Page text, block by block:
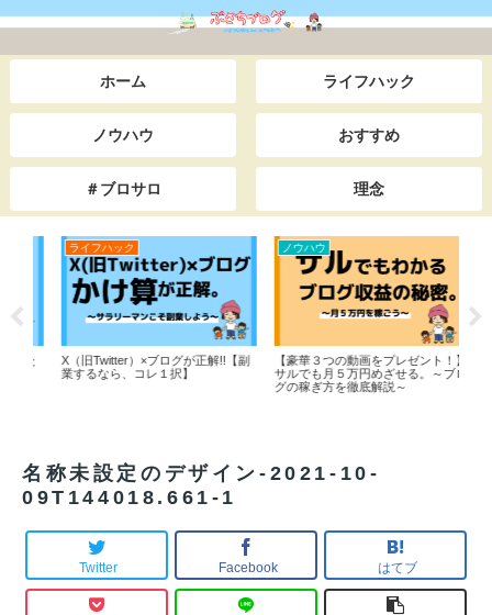
ホーム ライフハック
ノウハウ おすすめ
＃ブロサロ 理念
ライフハック
X（旧Twitter）×ブログが正解!!【副
業するなら、コレ１択】
ノウハウ
【豪華３つの動画をプレゼント！】
サルでも月５万円めざせる。～ブロ
グの稼ぎ方を徹底解説～
名称未設定のデザイン-2021-10-
09T144018.661-1
Twitter Facebook はてブ